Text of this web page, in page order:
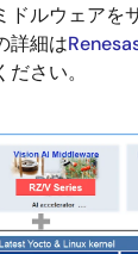
ルウェアを
詳細は
ださい。